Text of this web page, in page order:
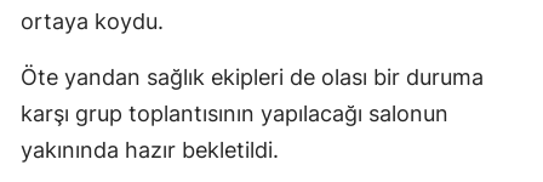
ortaya koydu.
Öte yandan sağlık ekipleri de olası bir duruma
karşı grup toplantısının yapılacağı salonun
yakınında hazır bekletildi.